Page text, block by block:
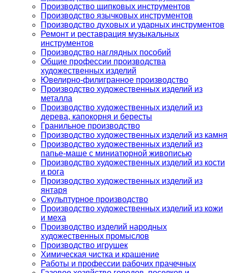
Производство щипковых инструментов
Производство язычковых инструментов
Производство духовых и ударных инструментов
Ремонт и реставрация музыкальных
инструментов
Производство наглядных пособий
Общие профессии производства
художественных изделий
Ювелирно-филигранное производство
Производство художественных изделий из
металла
Производство художественных изделий из
дерева, капокорня и бересты
Гранильное производство
Производство художественных изделий из камня
Производство художественных изделий из
папье-маше с миниатюрной живописью
Производство художественных изделий из кости
и рога
Производство художественных изделий из
янтаря
Скульптурное производство
Производство художественных изделий из кожи
и меха
Производство изделий народных
художественных промыслов
Производство игрушек
Химическая чистка и крашение
Работы и профессии рабочих прачечных